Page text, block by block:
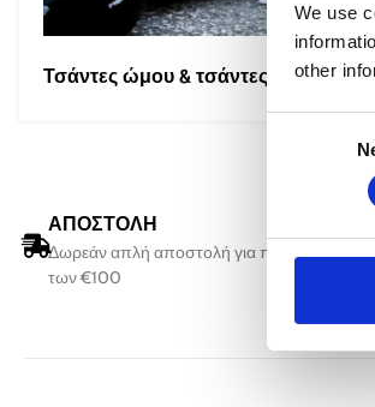
We use
other
Τσάντες ώμου & τσάντες μέσης(1)
ΑΠΟΣΤΟΛΗ
Δωρεάν απλή αποστολή για παραγγελίες άνω
των €100